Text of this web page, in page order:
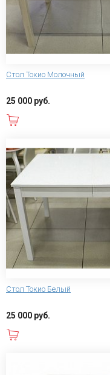
Стол Токио Молочный
25 000 руб.
Стол Токио Белый
25 000 руб.